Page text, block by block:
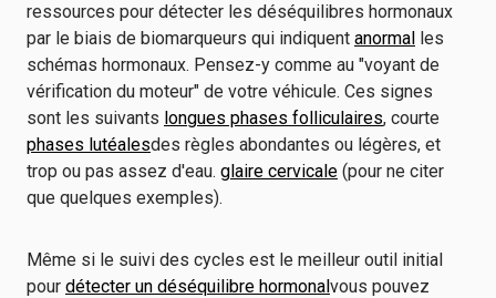
ressources pour détecter les déséquilibres hormonaux
par le biais de biomarqueurs qui indiquent anormal les
schémas hormonaux. Pensez-y comme au "voyant de
vérification du moteur" de votre véhicule. Ces signes
sont les suivants longues phases folliculaires, courte
phases lutéalesdes règles abondantes ou légères, et
trop ou pas assez d'eau. glaire cervicale (pour ne citer
que quelques exemples).
Même si le suivi des cycles est le meilleur outil initial
pour détecter un déséquilibre hormonalvous pouvez